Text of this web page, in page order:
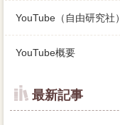
YouTube（自由研究社）
YouTube概要
最新記事